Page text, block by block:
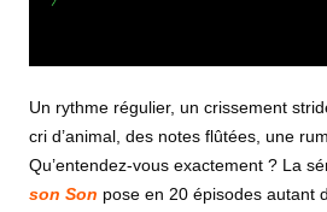
Un rythme régulier, un crissement
cri d’animal, des notes flûtées, une
Qu’entendez-vous exactement ? La
son Son pose en 20 épisodes autant